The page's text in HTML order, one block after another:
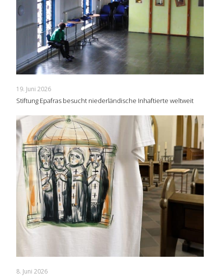
19. Juni 2026
Stiftung Epafras besucht niederländische Inhaftierte weltweit
8. Juni 2026